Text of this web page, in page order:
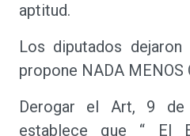
aptitud.
Los diputados
propone NADA MENOS
Derogar el Art, 9
establece que “ El